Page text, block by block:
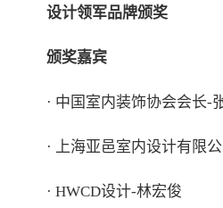
设计领军品牌颁奖
颁奖嘉宾
· 中国室内装饰协会会长-
· 上海亚邑室内设计有限
· HWCD设计-林宏俊